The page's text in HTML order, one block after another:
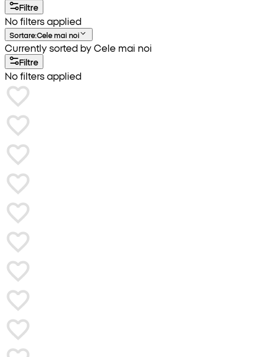
Filtre
No filters applied
Sortare:Cele mai noi
Currently sorted by Cele mai noi
Filtre
No filters applied